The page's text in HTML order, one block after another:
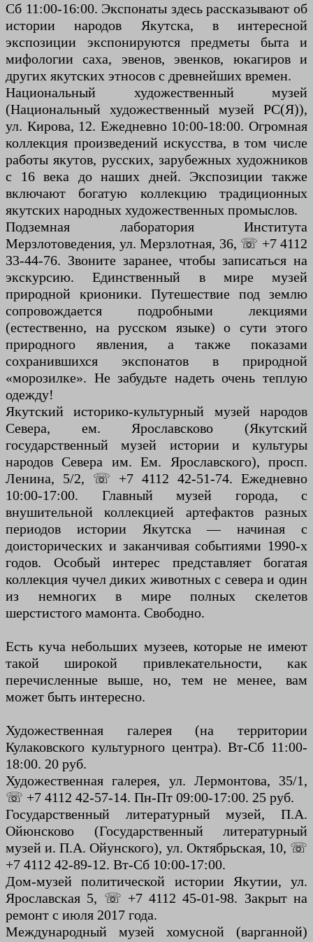
Сб 11:00-16:00. Экспонаты здесь рассказывают об
истории народов Якутска, в интересной
экспозиции экспонируются предметы быта и
мифологии саха, эвенов, эвенков, юкагиров и
других якутских этносов с древнейших времен.
Национальный художественный музей
(Национальный художественный музей РС(Я)),
ул. Кирова, 12. Ежедневно 10:00-18:00. Огромная
коллекция произведений искусства, в том числе
работы якутов, русских, зарубежных художников
с 16 века до наших дней. Экспозиции также
включают богатую коллекцию традиционных
якутских народных художественных промыслов.
Подземная лаборатория Института
Мерзлотоведения, ул. Мерзлотная, 36, ☏ +7 4112
33-44-76. Звоните заранее, чтобы записаться на
экскурсию. Единственный в мире музей
природной крионики. Путешествие под землю
сопровождается подробными лекциями
(естественно, на русском языке) о сути этого
природного явления, а также показами
сохранившихся экспонатов в природной
«морозилке». Не забудьте надеть очень теплую
одежду!
Якутский историко-культурный музей народов
Севера, ем. Ярославсково (Якутский
государственный музей истории и культуры
народов Севера им. Ем. Ярославского), просп.
Ленина, 5/2, ☏ +7 4112 42-51-74. Ежедневно
10:00-17:00. Главный музей города, с
внушительной коллекцией артефактов разных
периодов истории Якутска — начиная с
доисторических и заканчивая событиями 1990-х
годов. Особый интерес представляет богатая
коллекция чучел диких животных с севера и один
из немногих в мире полных скелетов
шерстистого мамонта. Свободно.
Есть куча небольших музеев, которые не имеют
такой широкой привлекательности, как
перечисленные выше, но, тем не менее, вам
может быть интересно.
Художественная галерея (на территории
Кулаковского культурного центра). Вт-Сб 11:00-
18:00. 20 руб.
Художественная галерея, ул. Лермонтова, 35/1,
☏ +7 4112 42-57-14. Пн-Пт 09:00-17:00. 25 руб.
Государственный литературный музей, П.А.
Ойюнсково (Государственный литературный
музей и. П.А. Ойунского), ул. Октябрьская, 10, ☏
+7 4112 42-89-12. Вт-Сб 10:00-17:00.
Дом-музей политической истории Якутии, ул.
Ярославская 5, ☏ +7 4112 45-01-98. Закрыт на
ремонт с июля 2017 года.
Международный музей хомусной (варганной)